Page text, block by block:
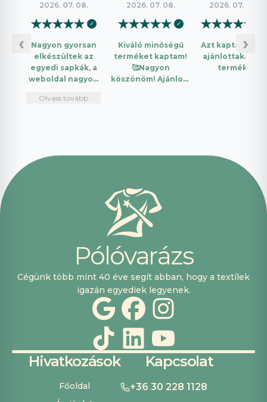
‹
2026. 07. 08.
★★★★★ ✓
Nagyon gyorsan
elkészültek az
egyedi sapkák, a
weboldal nagyon
használni.
fogok innen
Olvass tovább
2026. 07. 08.
★★★★★ ✓
Kiváló minőségű
terméket kaptam!
🥰Nagyon
köszönöm! Ajánlom
2026. 07. 08.
★★★★★
Azt kaptam amit
ajánlottak. Jó a
termék.
›
Pólóvarázs
Cégünk több mint 40 éve segít abban, hogy a textílek
igazán egyediek legyenek.
Hivatkozások
Főoldal
Kapcsolat
+36 30 228 1128